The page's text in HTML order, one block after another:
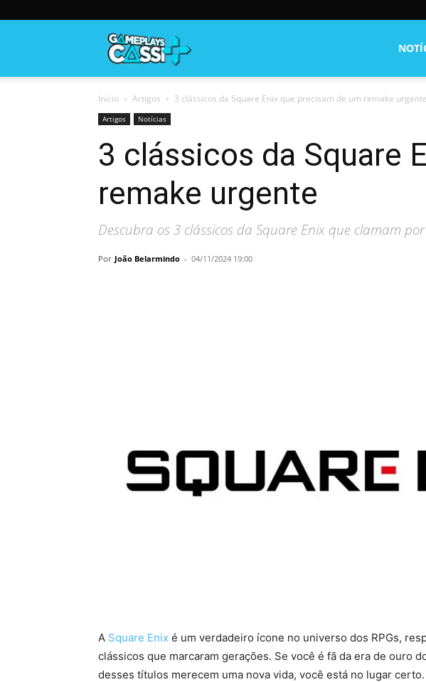
Início Artigos 3 clássicos da Square Enix que precisam de um remake urgente
Artigos Notícias
3 clássicos da Square
remake urgente
Descubra os 3 clássicos da Square Enix que clamam
Por João Belarmindo - 04/11/2024 19:00
A Square Enix é um verdadeiro ícone no universo dos RPGs,
clássicos que marcaram gerações. Se você é fã da era de ouro
desses títulos merecem uma nova vida, você está no lugar certo.